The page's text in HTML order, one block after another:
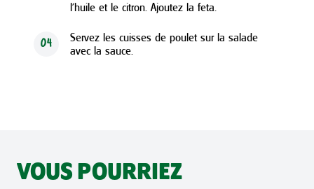
l’huile et le citron. Ajoutez la feta.
04
Servez les cuisses de poulet sur la salade
avec la sauce.
VOUS POURRIEZ